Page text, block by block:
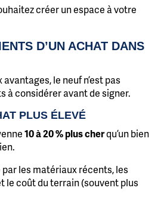
créer un espace à votre
D’UN ACHAT DANS
le neuf n’est pas
à considérer avant de signer.
PLUS ÉLEVÉ
10 à 20 % plus cherqu’un bien
par les matériaux récents, les
le coût du terrain (souvent plus